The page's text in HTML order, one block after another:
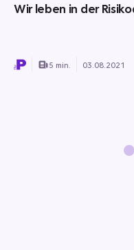
Wir leben in der
5 min. 03.08.2021